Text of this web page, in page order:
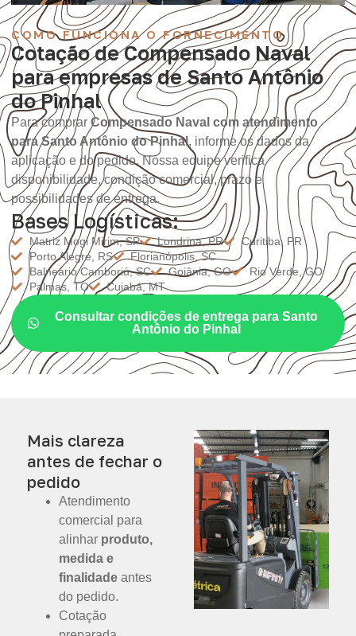
COMO FUNCIONA O FORNECIMENTO
Cotação de Compensado Naval
para empresas de Santo Antônio
do Pinhal
Para comprar Compensado Naval com atendimento
para Santo Antônio do Pinhal, informe os dados da
aplicação e do pedido. Nossa equipe verifica
disponibilidade, condição comercial, prazo e
possibilidades de entrega.
Bases Logísticas:
Matriz Mogi Mirim, SP Londrina, PR
Curitiba, PR
Porto Alegre, RS
Florianópolis, SC
Balneário Camboriú, SC
Goiânia, GO
Rio Verde, GO
Palmas, TO
Cuiabá, MT
Consultar condições de entrega para Santo
Antônio do Pinhal
Mais clareza
antes de fechar o
pedido
Atendimento
comercial para
alinhar produto,
medida e
finalidade antes
do pedido.
Cotação